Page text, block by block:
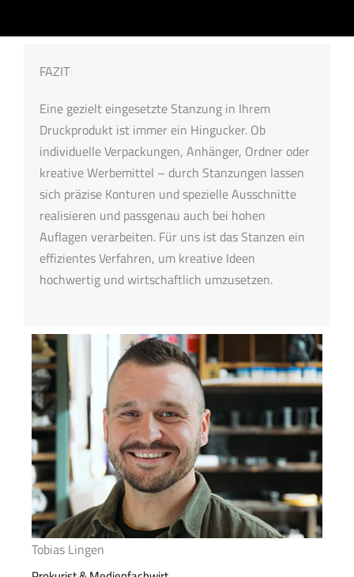
FAZIT
Eine gezielt eingesetzte Stanzung in Ihrem
Druckprodukt ist immer ein Hingucker. Ob
individuelle Verpackungen, Anhänger, Ordner oder
kreative Werbemittel – durch Stanzungen lassen
sich präzise Konturen und spezielle Ausschnitte
realisieren und passgenau auch bei hohen
Auflagen verarbeiten. Für uns ist das Stanzen ein
effizientes Verfahren, um kreative Ideen
hochwertig und wirtschaftlich umzusetzen.
Tobias Lingen